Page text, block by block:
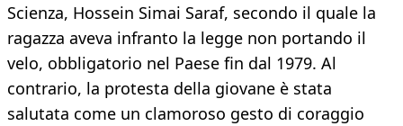
Scienza, Hossein Simai Saraf, secondo il quale la
ragazza aveva infranto la legge non portando il
velo, obbligatorio nel Paese fin dal 1979. Al
contrario, la protesta della giovane è stata
salutata come un clamoroso gesto di coraggio